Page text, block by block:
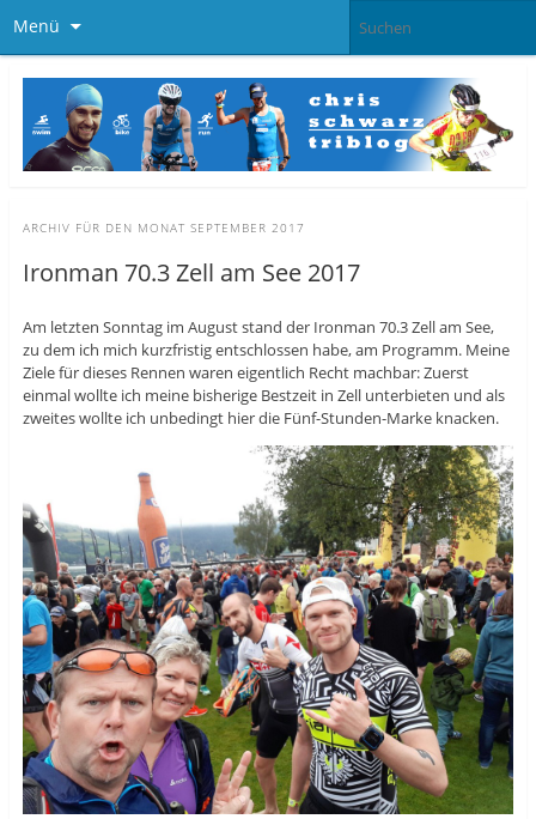
Menü
ARCHIV FÜR DEN MONAT SEPTEMBER 2017
Ironman 70.3 Zell am See 2017
Am letzten Sonntag im August stand der Ironman 70.3 Zell am See,
zu dem ich mich kurzfristig entschlossen habe, am Programm. Meine
Ziele für dieses Rennen waren eigentlich Recht machbar: Zuerst
einmal wollte ich meine bisherige Bestzeit in Zell unterbieten und als
zweites wollte ich unbedingt hier die Fünf-Stunden-Marke knacken.